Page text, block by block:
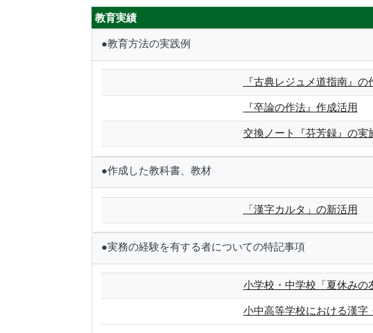
教育実績
●教育方法の実践例
『古典レジュメ道指南』の
『卒論の作法』作成活用
交換ノート『芬芳録』の実
●作成した教科書、教材
「漢字カルタ」の新活用
●実務の経験を有する者についての特記事項
小学校・中学校「夏休みの
小中高等学校における漢